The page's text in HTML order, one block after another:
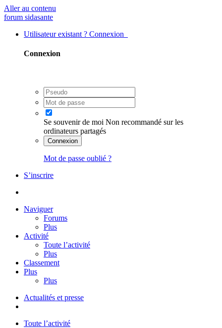
Aller au contenu
forum sidasante
Utilisateur existant ? Connexion
Connexion
Se souvenir de moi Non recommandé sur les
ordinateurs partagés
Connexion
Mot de passe oublié ?
S’inscrire
Naviguer
Forums
Plus
Activité
Toute l’activité
Plus
Classement
Plus
Plus
Actualités et presse
Toute l’activité